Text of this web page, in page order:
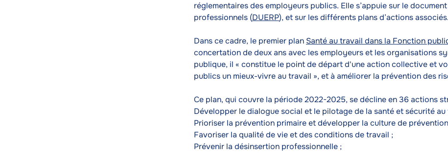
réglementaires des employeurs publics. Elle s’appuie sur le
professionnels (DUERP), et sur les différents plans d’actions associés.
Dans ce cadre, le premier plan Santé au travail dans la Fonction
concertation de deux ans avec les employeurs et les organisations
publique, il « constitue le point de départ d'une action collective et
publics un mieux-vivre au travail », et à améliorer la prévention des
Ce plan, qui couvre la période 2022-2025, se décline en 36 actions
Développer le dialogue social et le pilotage de la santé et sécurité au
Prioriser la prévention primaire et développer la culture de
Favoriser la qualité de vie et des conditions de travail ;
Prévenir la désinsertion professionnelle ;